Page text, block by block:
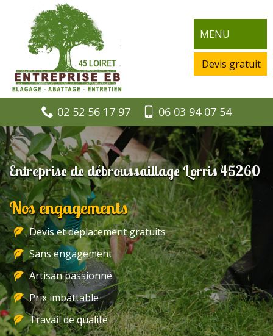
MENU
Devis gratuit
02 52 56 17 97 06 03 94 07 54
Entreprise de débroussaillage Lorris 45260
Nos engagements
Devis et déplacement gratuits
Sans engagement
Artisan passionné
Prix imbattable
Travail de qualité